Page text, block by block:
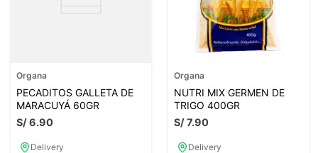
Organa
PECADITOS GALLETA DE
MARACUYÁ 60GR
S/6.90
Delivery
Organa
NUTRI MIX GERMEN DE
TRIGO 400GR
S/7.90
Delivery